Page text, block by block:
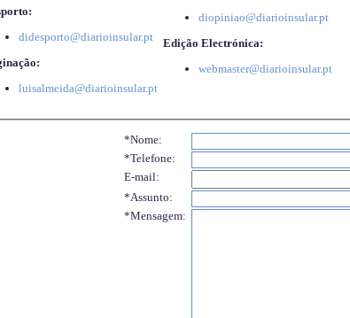
didesporto@diarioinsular.pt
luisalmeida@diarioinsular.pt
diopiniao@diarioinsular.pt
Edição Electrónica:
webmaster@diarioinsular.pt
*Nome:
*Telefone:
E-mail:
*Assunto:
*Mensagem: